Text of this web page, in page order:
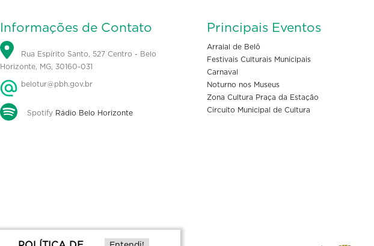
Informações de Contato
Rua Espírito Santo, 527 Centro - Belo
Horizonte, MG, 30160-031
belotur@pbh.gov.br
Spotify Rádio Belo Horizonte
Principais Eventos
Arraial de Belô
Festivais Culturais Municipais
Carnaval
Noturno nos Museus
Zona Cultura Praça da Estação
Circuito Municipal de Cultura